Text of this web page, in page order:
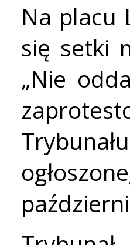
Na placu
się setki
„Nie